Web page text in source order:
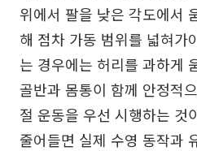
위에서 팔을 낮은 각도에서
해 점차 가동 범위를 넓혀가
는 경우에는 허리를 과하게
골반과 몸통이 함께 안정적
절 운동을 우선 시행하는 것
줄어들면 실제 수영 동작과